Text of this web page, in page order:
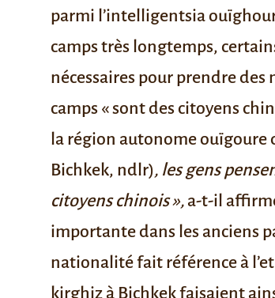
parmi l’intelligentsia
camps très longtemps,
nécessaires pour prendre
camps « sont des citoyens
la région autonome ouïgoure
Bichkek, ndlr), les gens
citoyens chinois », a-t-il
importante dans les anciens
nationalité fait référence à
kirghiz à Bichkek faisaient